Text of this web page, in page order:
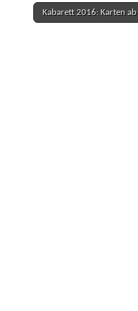
Kabarett 2016: Karten